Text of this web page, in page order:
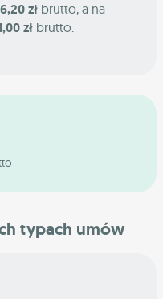
zł brutto, a na
zł brutto.
typach umów